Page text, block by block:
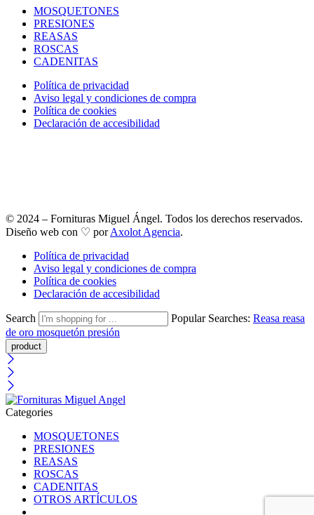
MOSQUETONES
PRESIONES
REASAS
ROSCAS
CADENITAS
Política de privacidad
Aviso legal y condiciones de compra
Política de cookies
Declaración de accesibilidad
© 2024 – Fornituras Miguel Ángel. Todos los derechos reservados.
Diseño web con ♡ porAxolot Agencia.
Política de privacidad
Aviso legal y condiciones de compra
Política de cookies
Declaración de accesibilidad
Search Popular Searches: Reasa reasa
de oro mosquetón presión
Categories
MOSQUETONES
PRESIONES
REASAS
ROSCAS
CADENITAS
OTROS ARTÍCULOS